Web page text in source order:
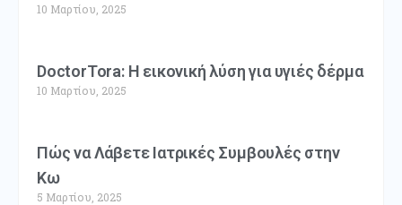
10 Μαρτίου, 2025
DoctorTora: Η εικονική λύση για υγιές δέρμα
10 Μαρτίου, 2025
Πώς να Λάβετε Ιατρικές Συμβουλές στην
Κω
5 Μαρτίου, 2025